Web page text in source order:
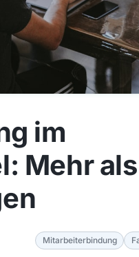
im
Mehr als
Mitarbeiterbindung